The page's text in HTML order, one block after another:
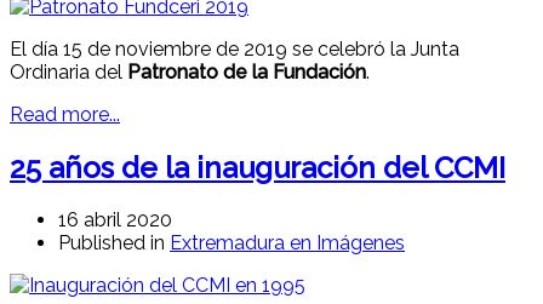
El día 15 de noviembre de 2019 se celebró la Junta
Ordinaria del Patronato de la Fundación.
Read more...
25 años de la inauguración del CCMI
16 abril 2020
Published in Extremadura en Imágenes